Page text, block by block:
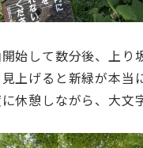
始して数分後、上り
上げると新緑が本当
休憩しながら、大文